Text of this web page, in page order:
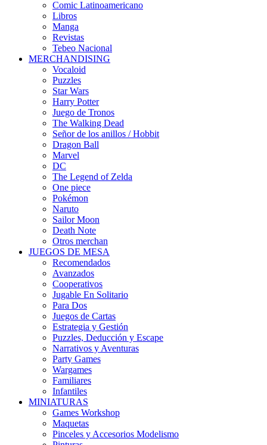
Comic Latinoamericano
Libros
Manga
Revistas
Tebeo Nacional
MERCHANDISING
Vocaloid
Puzzles
Star Wars
Harry Potter
Juego de Tronos
The Walking Dead
Señor de los anillos / Hobbit
Dragon Ball
Marvel
DC
The Legend of Zelda
One piece
Pokémon
Naruto
Sailor Moon
Death Note
Otros merchan
JUEGOS DE MESA
Recomendados
Avanzados
Cooperativos
Jugable En Solitario
Para Dos
Juegos de Cartas
Estrategia y Gestión
Puzzles, Deducción y Escape
Narrativos y Aventuras
Party Games
Wargames
Familiares
Infantiles
MINIATURAS
Games Workshop
Maquetas
Pinceles y Accesorios Modelismo